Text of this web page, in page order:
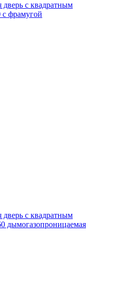
с квадратным
фрамугой
с квадратным
дымогазопроницаемая